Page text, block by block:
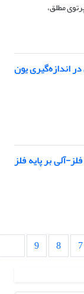
مطلق،
اندازه‌گیری یون
آلی بر پایه فلز
7
8
9